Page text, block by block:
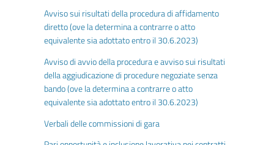
Avviso sui risultati della procedura di affidamento
diretto (ove la determina a contrarre o atto
equivalente sia adottato entro il 30.6.2023)
Avviso di avvio della procedura e avviso sui risultati
della aggiudicazione di procedure negoziate senza
bando (ove la determina a contrarre o atto
equivalente sia adottato entro il 30.6.2023)
Verbali delle commissioni di gara